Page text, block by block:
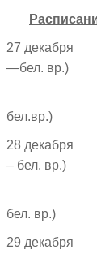
27 декабря
—бел. вр.)
Россия
бел.вр.)
28 декабря
– бел. вр.)
бел. вр.)
29 декабря